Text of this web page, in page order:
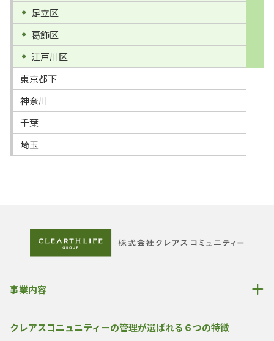
足立区
葛飾区
江戸川区
東京都下
神奈川
千葉
埼玉
事業内容
クレアスコニュニティーの管理が選ばれる６つの特徴